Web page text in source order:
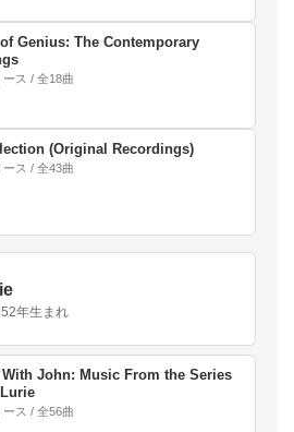
Genius: The Contemporary
ス / 全18曲
(Original Recordings)
ス / 全43曲
年生まれ
John: Music From the Series
ス / 全56曲